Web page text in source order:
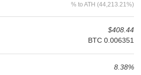
% to ATH (44,213.21%)
$408.44
BTC 0.006351
8.38%